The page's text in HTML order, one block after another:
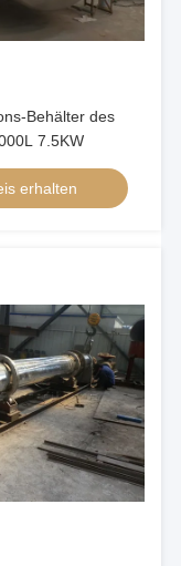
Behälter des
7.5KW
erhalten